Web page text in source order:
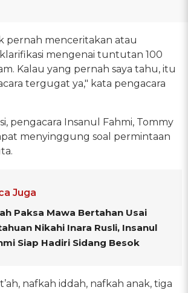
pernah menceritakan atau
mengenai tuntutan 100
Kalau yang pernah saya tahu, itu
tergugat ya," kata pengacara
pengacara Insanul Fahmi, Tommy
menyinggung soal permintaan
Juga
Paksa Mawa Bertahan Usai
Nikahi Inara Rusli, Insanul
Siap Hadiri Sidang Besok
nafkah iddah, nafkah anak, tiga